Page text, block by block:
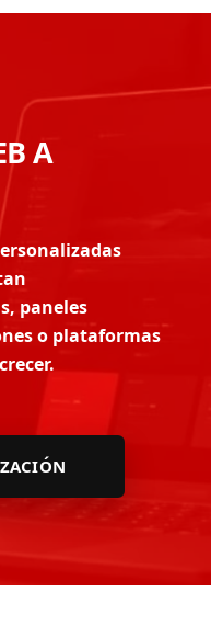
A
paneles
o plataformas